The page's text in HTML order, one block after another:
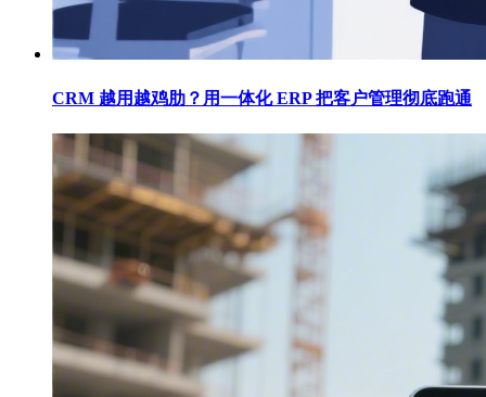
CRM 越用越鸡肋？用一体化 ERP 把客户管理彻底跑通